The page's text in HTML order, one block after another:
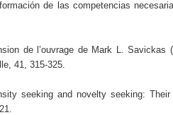
de las competencias
de l’ouvrage de Mark L. Savickas
41, 315-325.
seeking and novelty seeking: